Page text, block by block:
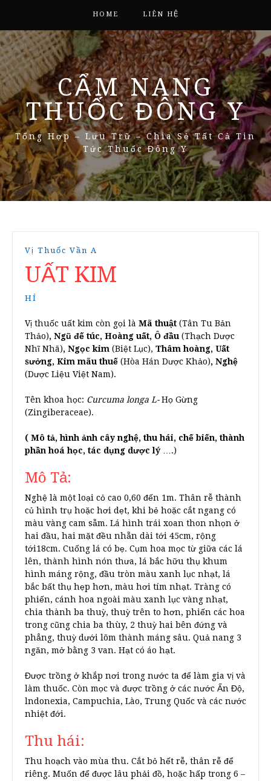
HOME LIÊN HỆ
CẨM NANG
THUỐC ĐÔNG Y
Tổng Hợp – Lưu Trữ – Chia Sẻ Tất Cả Tin
Tức Thuốc Đông Y
Vị Thuốc Vần A
UẤT KIM
HÍ
Vị thuốc uất kim còn gọi là Mã thuật (Tân Tu Bản
Thảo), Ngũ đế túc, Hoàng uất, Ô đầu (Thạch Dược
Nhĩ Nhã), Ngọc kim (Biệt Lục), Thâm hoàng, Uất
sưởng, Kim mãu thuế (Hòa Hán Dược Khảo), Nghệ
(Dược Liệu Việt Nam).
Tên khoa học: Curcuma longa L-Họ Gừng
(Zingiberaceae).
( Mô tả, hình ảnh cây nghệ, thu hái, chế biến, thành
phần hoá học, tác dụng dược lý….)
Mô Tả:
Nghệ là một loại cỏ cao 0,60 đến 1m. Thân rễ thành
củ hình trụ hoặc hơi dẹt, khi bẻ hoặc cắt ngang có
màu vàng cam sẫm. Lá hình trái xoan thon nhọn ở
hai đầu, hai mặt đều nhẵn dài tới 45cm, rộng
tới18cm. Cuống lá có bẹ. Cụm hoa mọc từ giữa các lá
lên, thành hình nón thưa, lá bắc hữu thụ khum
hình máng rộng, đầu tròn màu xanh lục nhạt, lá
bắc bất thụ hẹp hơn, màu hơi tím nhạt. Tràng có
phiến, cánh hoa ngoài màu xanh lục vàng nhạt,
chia thành ba thuỳ, thuỳ trên to hơn, phiến các hoa
trong cũng chia ba thùy, 2 thuỳ hai bên đứng và
phẳng, thuỳ dưới lõm thành máng sâu. Quả nang 3
ngăn, mở bằng 3 van. Hạt có áo hạt.
Được trồng ở khắp nơi trong nước ta để làm gia vị và
làm thuốc. Còn mọc và được trồng ở các nước Ấn Độ,
lndonexia, Campuchia, Lào, Trung Quốc và các nước
nhiệt đới.
Thu hái:
Thu hoạch vào mùa thu. Cắt bỏ hết rễ, thân rễ để
riêng. Muốn để được lâu phải đồ, hoặc hấp trong 6 –